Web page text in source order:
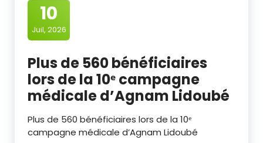
10
Juil, 2026
Plus de 560 bénéficiaires
lors de la 10ᵉ campagne
médicale d’Agnam Lidoubé
Plus de 560 bénéficiaires lors de la 10ᵉ
campagne médicale d’Agnam Lidoubé